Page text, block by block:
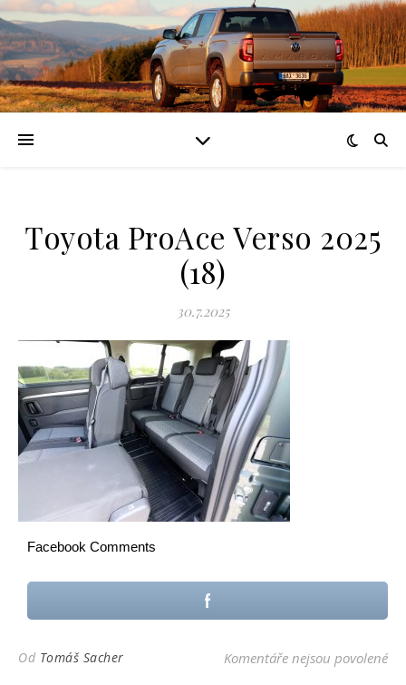
Toyota ProAce Verso 2025
(18)
30.7.2025
Facebook Comments
Od Tomáš Sacher Komentáře nejsou povolenéu